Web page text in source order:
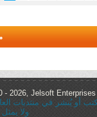
2026, Jelsoft Enterprises
أو يُنشر في منتديات
ولا